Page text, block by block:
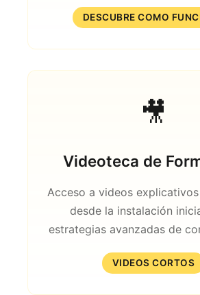
DESCUBRE COMO
🎥
Videoteca de
Acceso a videos
desde la instalación
estrategias avanzadas de
VIDEOS CORTOS